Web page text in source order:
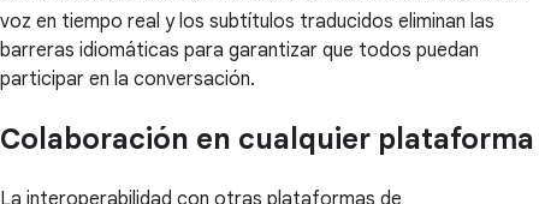
voz en tiempo real y los subtítulos traducidos eliminan las
barreras idiomáticas para garantizar que todos puedan
participar en la conversación.
Colaboración en cualquier plataforma